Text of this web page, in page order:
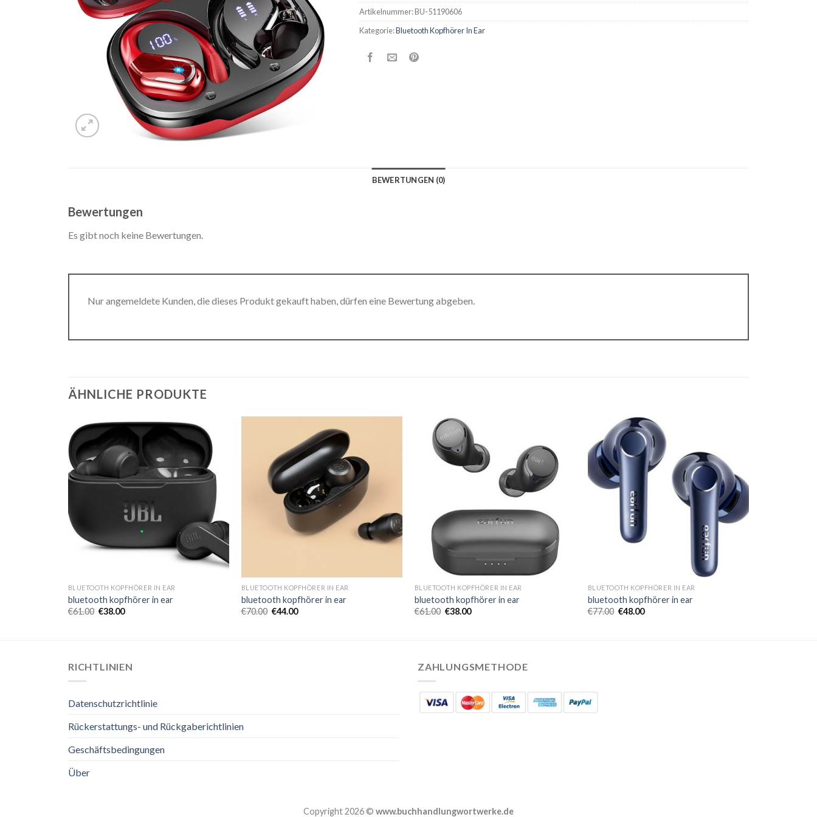
Artikelnummer:BU-51190606
Kategorie:Bluetooth Kopfhörer In Ear
BEWERTUNGEN (0)
Bewertungen
Es gibt noch keine Bewertungen.
Nur angemeldete Kunden, die dieses Produkt gekauft haben, dürfen eine Bewertung abgeben.
ÄHNLICHE PRODUKTE
BLUETOOTH KOPFHÖRER IN EAR
bluetooth kopfhörer in ear
€61.00 €38.00
BLUETOOTH KOPFHÖRER IN EAR
bluetooth kopfhörer in ear
€70.00 €44.00
BLUETOOTH KOPFHÖRER IN EAR
bluetooth kopfhörer in ear
€61.00 €38.00
BLUETOOTH KOPFHÖRER IN EAR
bluetooth kopfhörer in ear
€77.00 €48.00
RICHTLINIEN
Datenschutzrichtlinie
Rückerstattungs- und Rückgaberichtlinien
Geschäftsbedingungen
Über
ZAHLUNGSMETHODE
Copyright 2026 © www.buchhandlungwortwerke.de